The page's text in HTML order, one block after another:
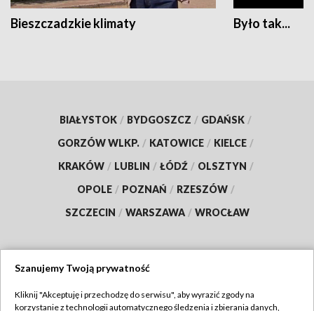
Bieszczadzkie klimaty Było tak...
BIAŁYSTOK / BYDGOSZCZ / GDAŃSK /
GORZÓW WLKP. / KATOWICE / KIELCE /
KRAKÓW / LUBLIN / ŁÓDŹ / OLSZTYN /
OPOLE / POZNAŃ / RZESZÓW /
SZCZECIN / WARSZAWA / WROCŁAW
Szanujemy Twoją prywatność
Kliknij "Akceptuję i przechodzę do serwisu", aby wyrazić zgody na
korzystanie z technologii automatycznego śledzenia i zbierania danych,